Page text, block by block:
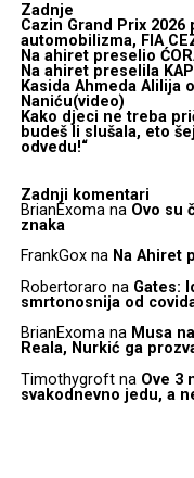
Zadnje
Cazin Grand Prix
automobilizma, FIA
Na ahiret preselio
Na ahiret preselila
Kasida Ahmeda Alilija
Naniću(video)
Kako djeci ne treba
budeš li slušala, eto
odvedu!“
Zadnji komentari
BrianExomana Ovo su
znaka
FrankGoxna Na Ahiret
Robertoraro na Gates:
smrtonosnija od
BrianExomana Musa
Reala, Nurkić ga
Timothygroftna Ove 3
svakodnevno jedu, a